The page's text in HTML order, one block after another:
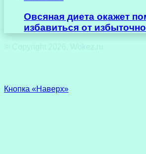
Овсяная диета окажет
избавиться от
© Copyright 2026, Wokez.ru
Кнопка «Наверх»